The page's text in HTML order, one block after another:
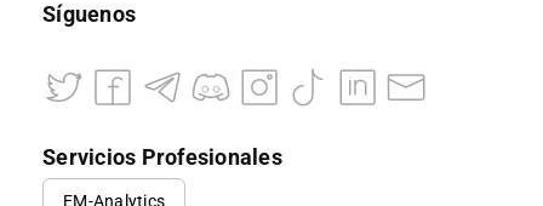
Síguenos
Servicios Profesionales
EM-Analytics